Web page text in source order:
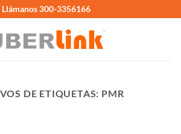
Llámanos 300-3356166
DE ETIQUETAS: PMR